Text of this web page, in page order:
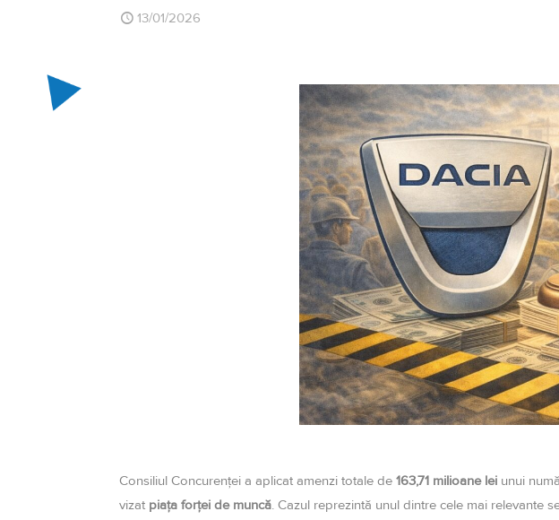
13/01/2026
Consiliul Concurenței a aplicat amenzi totale de 163,71 milioane lei unui
vizat piața forței de muncă. Cazul reprezintă unul dintre cele mai relevante